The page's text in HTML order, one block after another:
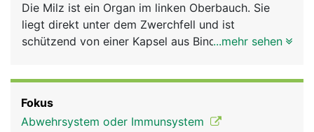
News
Rubriken
Die Milz ist ein Organ im linken Oberbauch. Sie
liegt direkt unter dem Zwerchfell und ist
schützend von einer Kapsel aus Bindegewebe
sogenannten B- und T-Lymphozyten, die als
"Killerzellen" Fremdstoffe wie Bakterien und Viren
...mehr sehen
Fokus
Abwehrsystem oder Immunsystem